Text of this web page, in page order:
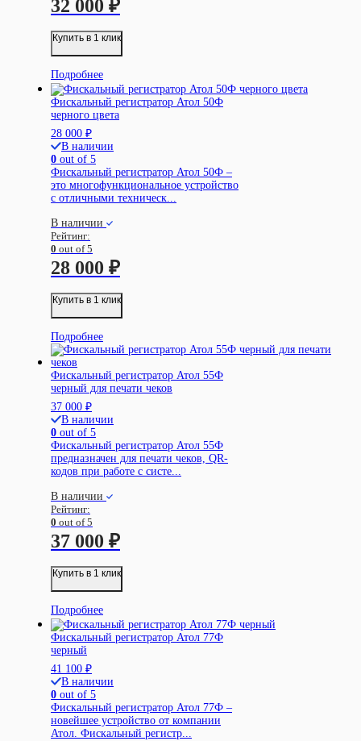
32 000 ₽
Купить в 1 клик
Подробнее
Фискальный регистратор Атол 50Ф
черного цвета
28 000 ₽
В наличии
0 out of 5
Фискальный регистратор Атол 50Ф –
это многофункциональное устройство
с отличными техническ...
В наличии
Рейтинг:
0 out of 5
28 000 ₽
Купить в 1 клик
Подробнее
Фискальный регистратор Атол 55Ф
черный для печати чеков
37 000 ₽
В наличии
0 out of 5
Фискальный регистратор Атол 55Ф
предназначен для печати чеков, QR-
кодов при работе с систе...
В наличии
Рейтинг:
0 out of 5
37 000 ₽
Купить в 1 клик
Подробнее
Фискальный регистратор Атол 77Ф
черный
41 100 ₽
В наличии
0 out of 5
Фискальный регистратор Атол 77Ф –
новейшее устройство от компании
Атол. Фискальный регистр...